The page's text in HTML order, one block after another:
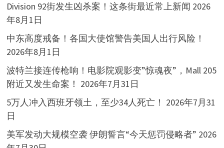
Division 92街发生凶杀案！这条街最近常上新闻 2026
年8月1日
中东高度戒备！各国大使馆警告美国人出行风险！
2026年8月1日
波特兰接连传枪响！电影院观影变”惊魂夜”，Mall 205
附近又发生命案！ 2026年7月31日
5万人冲入西班牙领土，至少34人死亡！ 2026年7月31
日
美军发动大规模空袭 伊朗誓言“今天惩罚侵略者” 2026